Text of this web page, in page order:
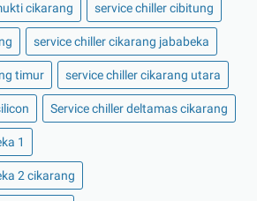
cikarang service chiller cibitung
service chiller cikarang jababeka
timur service chiller cikarang utara
Service chiller deltamas cikarang
1
2 cikarang